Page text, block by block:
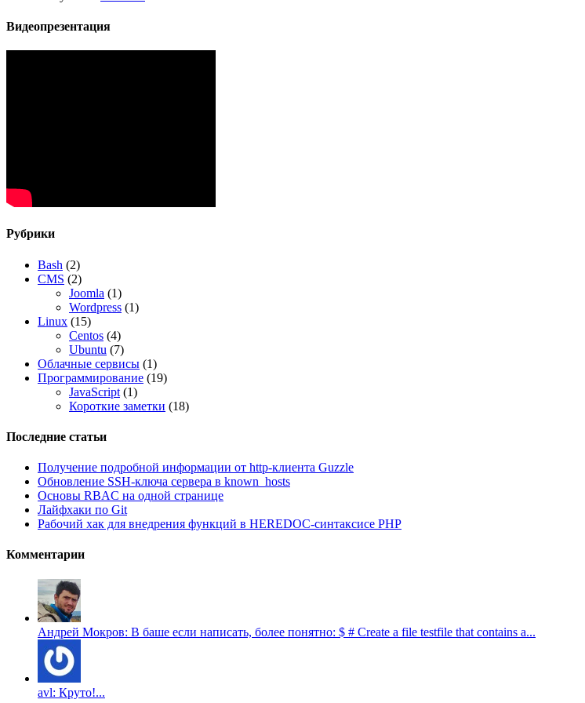
Видеопрезентация
Рубрики
Bash (2)
CMS (2)
Joomla (1)
Wordpress (1)
Linux (15)
Centos (4)
Ubuntu (7)
Облачные сервисы (1)
Программирование (19)
JavaScript (1)
Короткие заметки (18)
Последние статьи
Получение подробной информации от http-клиента Guzzle
Обновление SSH-ключа сервера в known_hosts
Основы RBAC на одной странице
Лайфхаки по Git
Рабочий хак для внедрения функций в HEREDOC-синтаксисе PHP
Комментарии
Андрей Мокров: В баше если написать, более понятно: $ # Create a file testfile that contains a...
avl: Круто!...